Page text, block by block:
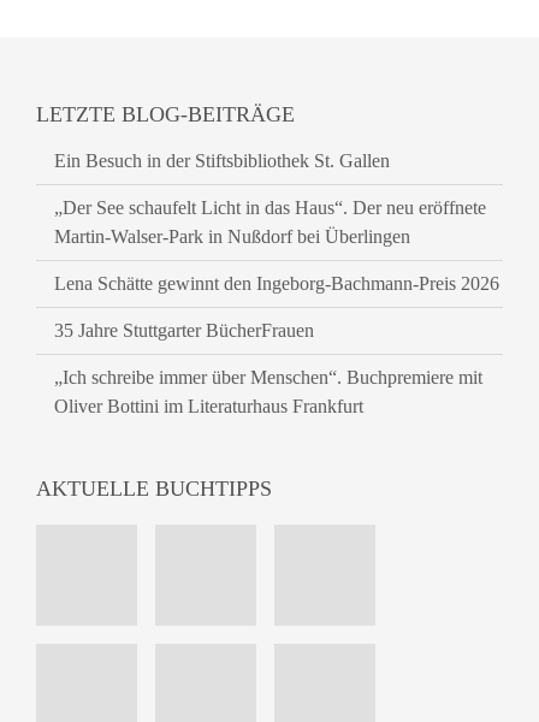
LETZTE BLOG-BEITRÄGE
Ein Besuch in der Stiftsbibliothek St. Gallen
„Der See schaufelt Licht in das Haus“. Der neu eröffnete
Martin-Walser-Park in Nußdorf bei Überlingen
Lena Schätte gewinnt den Ingeborg-Bachmann-Preis 2026
35 Jahre Stuttgarter BücherFrauen
„Ich schreibe immer über Menschen“. Buchpremiere mit
Oliver Bottini im Literaturhaus Frankfurt
AKTUELLE BUCHTIPPS